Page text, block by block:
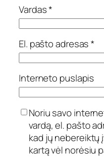
Vardas*
El. pašto adresas*
Interneto puslapis
Noriu savo
vardą, el. pašto
kad jų nebereiktų
kartą vėl norėsiu